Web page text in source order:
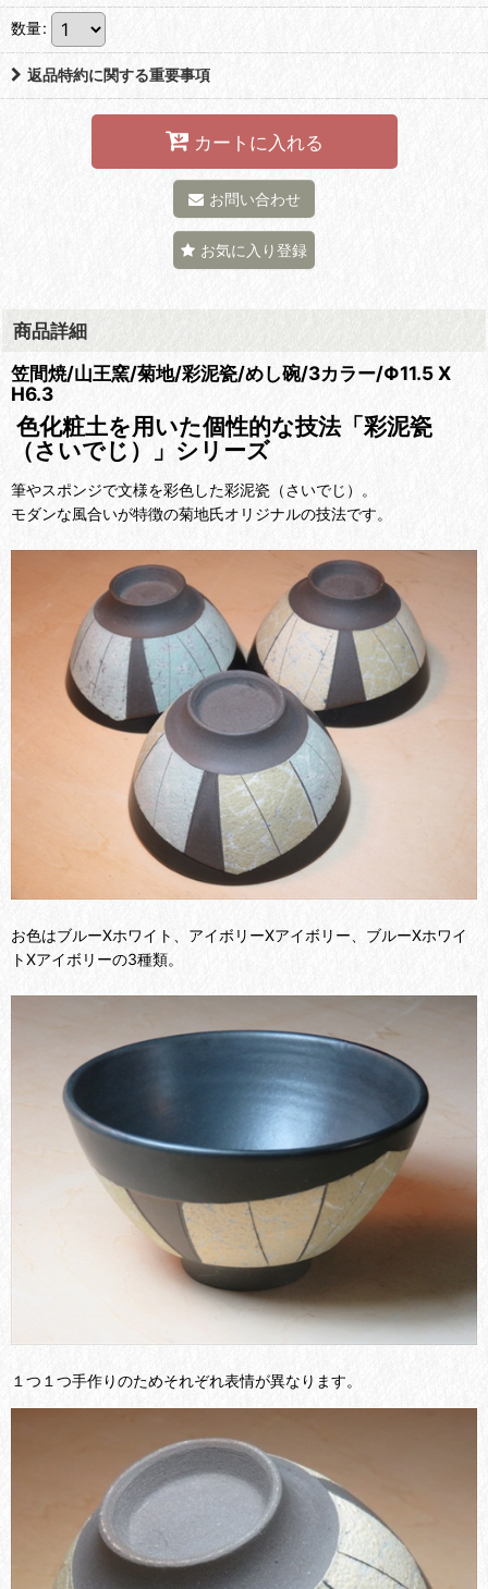
数量:
返品特約に関する重要事項
カートに入れる
お問い合わせ
お気に入り登録
商品詳細
笠間焼/山王窯/菊地/彩泥瓷/めし碗/3カラー/Φ11.5 X
H6.3
色化粧土を用いた個性的な技法「彩泥瓷
（さいでじ）」シリーズ
筆やスポンジで文様を彩色した彩泥瓷（さいでじ）。
モダンな風合いが特徴の菊地氏オリジナルの技法です。
お色はブルーXホワイト、 アイボリーXアイボリー、 ブルーXホワイ
トXアイボリーの3種類。
１つ１つ手作りのためそれぞれ表情が異なります。